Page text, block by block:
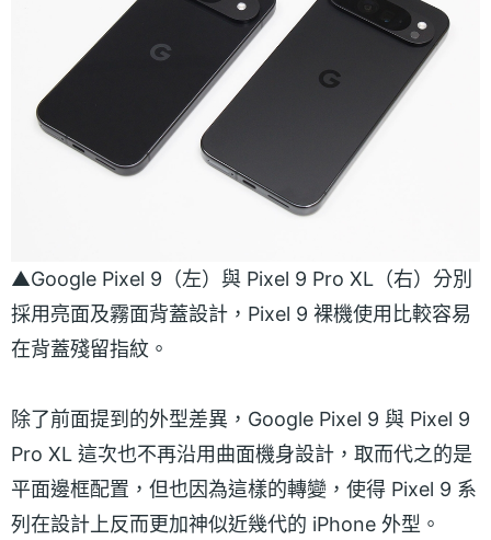
▲Google Pixel 9（左）與 Pixel 9 Pro XL（右）分別
採用亮面及霧面背蓋設計，Pixel 9 裸機使用比較容易
在背蓋殘留指紋。
除了前面提到的外型差異，Google Pixel 9 與 Pixel 9
Pro XL 這次也不再沿用曲面機身設計，取而代之的是
平面邊框配置，但也因為這樣的轉變，使得 Pixel 9 系
列在設計上反而更加神似近幾代的 iPhone 外型。